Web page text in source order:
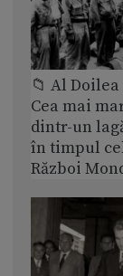
📁 Al
Cea mai
dintr-un
în timpul
Război